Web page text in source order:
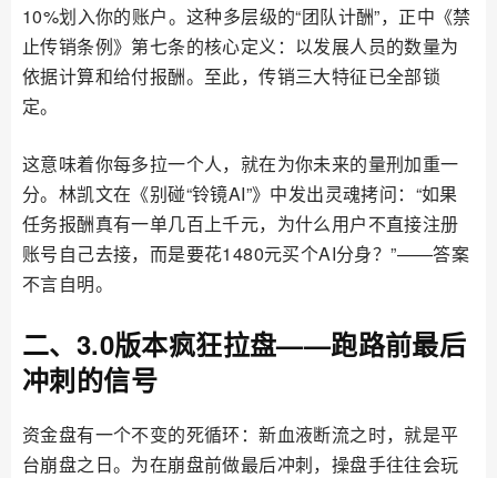
10%划入你的账户。这种多层级的“团队计酬”，正中《禁
止传销条例》第七条的核心定义：以发展人员的数量为
依据计算和给付报酬。至此，传销三大特征已全部锁
定。
这意味着你每多拉一个人，就在为你未来的量刑加重一
分。林凯文在《别碰“铃镜AI”》中发出灵魂拷问：“如果
任务报酬真有一单几百上千元，为什么用户不直接注册
账号自己去接，而是要花1480元买个AI分身？”——答案
不言自明。
二、3.0版本疯狂拉盘——跑路前最后
冲刺的信号
资金盘有一个不变的死循环：新血液断流之时，就是平
台崩盘之日。为在崩盘前做最后冲刺，操盘手往往会玩